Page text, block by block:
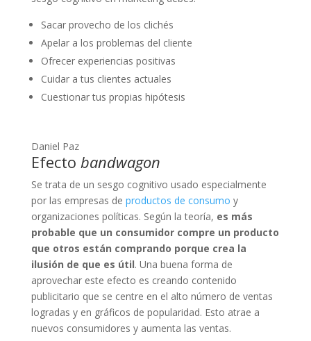
Sacar provecho de los clichés
Apelar a los problemas del cliente
Ofrecer experiencias positivas
Cuidar a tus clientes actuales
Cuestionar tus propias hipótesis
Daniel Paz
Efecto bandwagon
Se trata de un sesgo cognitivo usado especialmente
por las empresas de productos de consumo y
organizaciones políticas. Según la teoría, es más
probable que un consumidor compre un producto
que otros están comprando porque crea la
ilusión de que es útil. Una buena forma de
aprovechar este efecto es creando contenido
publicitario que se centre en el alto número de ventas
logradas y en gráficos de popularidad. Esto atrae a
nuevos consumidores y aumenta las ventas.